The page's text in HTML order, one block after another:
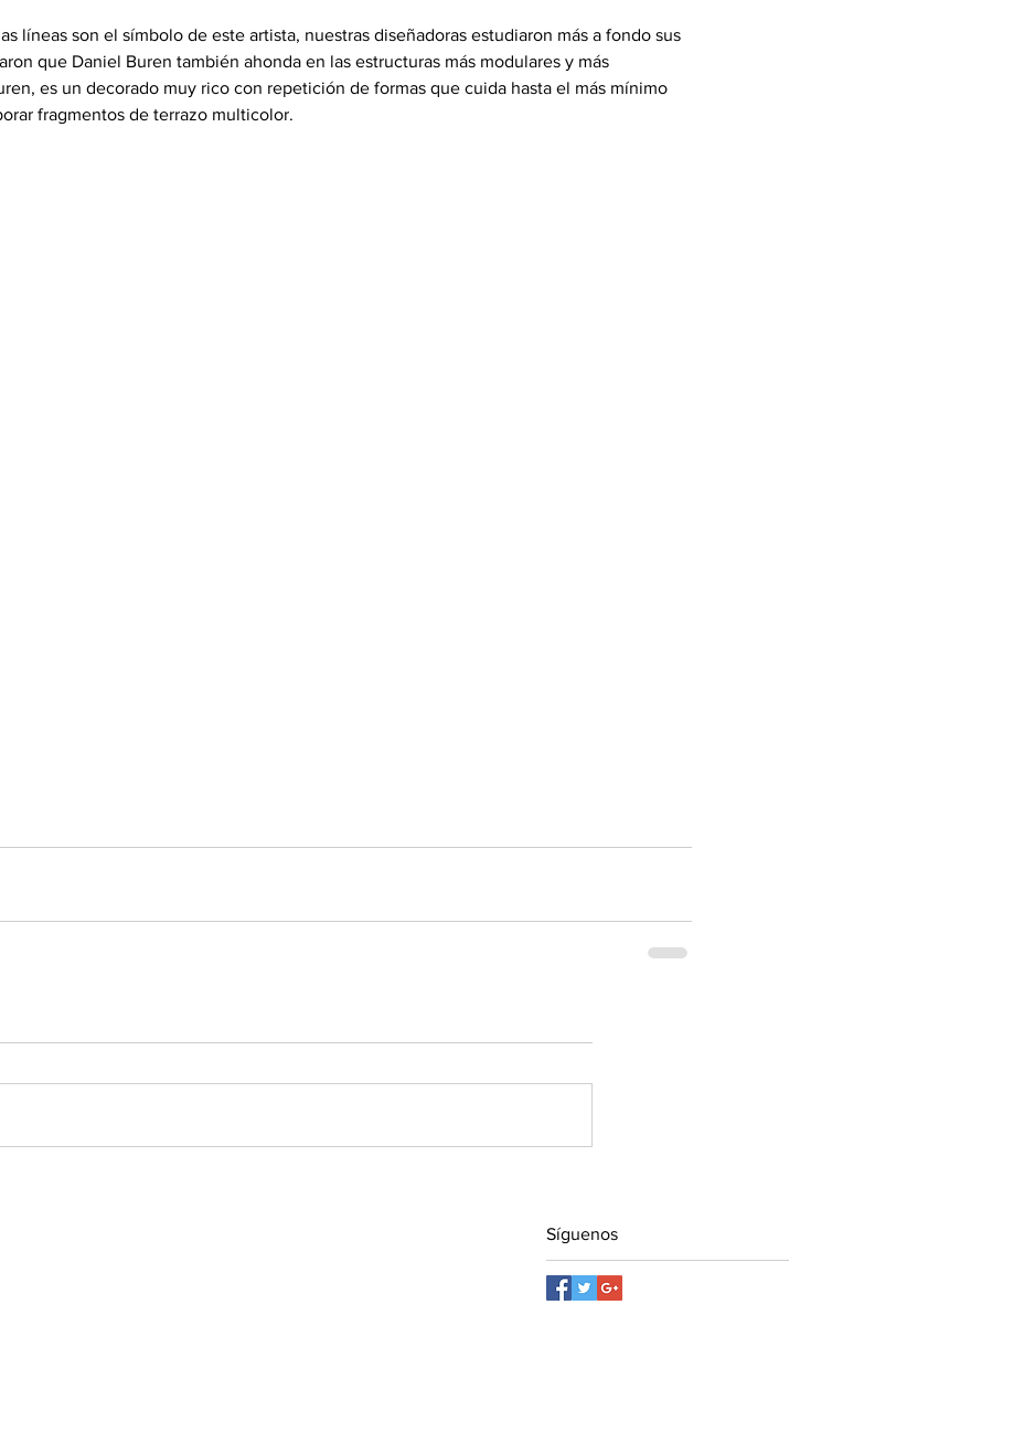
líneas son el símbolo de este artista, nuestras diseñadoras estudiaron más a fondo sus
que Daniel Buren también ahonda en las estructuras más modulares y más
es un decorado muy rico con repetición de formas que cuida hasta el más mínimo
fragmentos de terrazo multicolor.
Síguenos